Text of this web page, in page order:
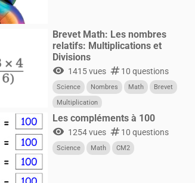
Brevet Math: Les nombres
relatifs: Multiplications et
Divisions
visibility 1415 vues numbers10 questions
Science Nombres Math
Brevet
Multiplication
Les compléments à 100
visibility 1254 vues numbers10 questions
Science Math CM2